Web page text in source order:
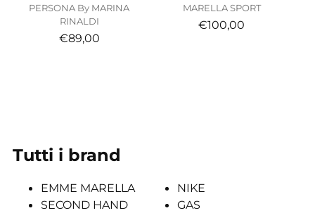
PERSONA By MARINA
RINALDI
€89,00
MARELLA SPORT
€100,00
Tutti i brand
EMME MARELLA
SECOND HAND
NIKE
GAS